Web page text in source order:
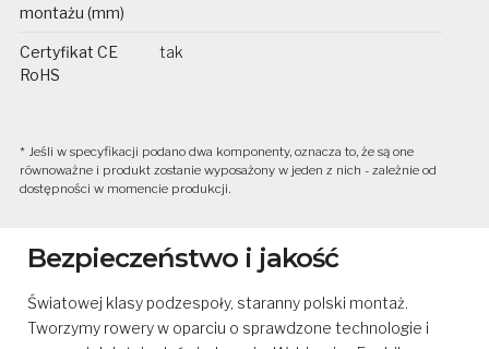
montażu (mm)
Certyfikat CE
RoHS
tak
* Jeśli w specyfikacji podano dwa komponenty, oznacza to, że są one
równoważne i produkt zostanie wyposażony w jeden z nich - zależnie od
dostępności w momencie produkcji.
Bezpieczeństwo i jakość
Światowej klasy podzespoły, staranny polski montaż.
Tworzymy rowery w oparciu o sprawdzone technologie i